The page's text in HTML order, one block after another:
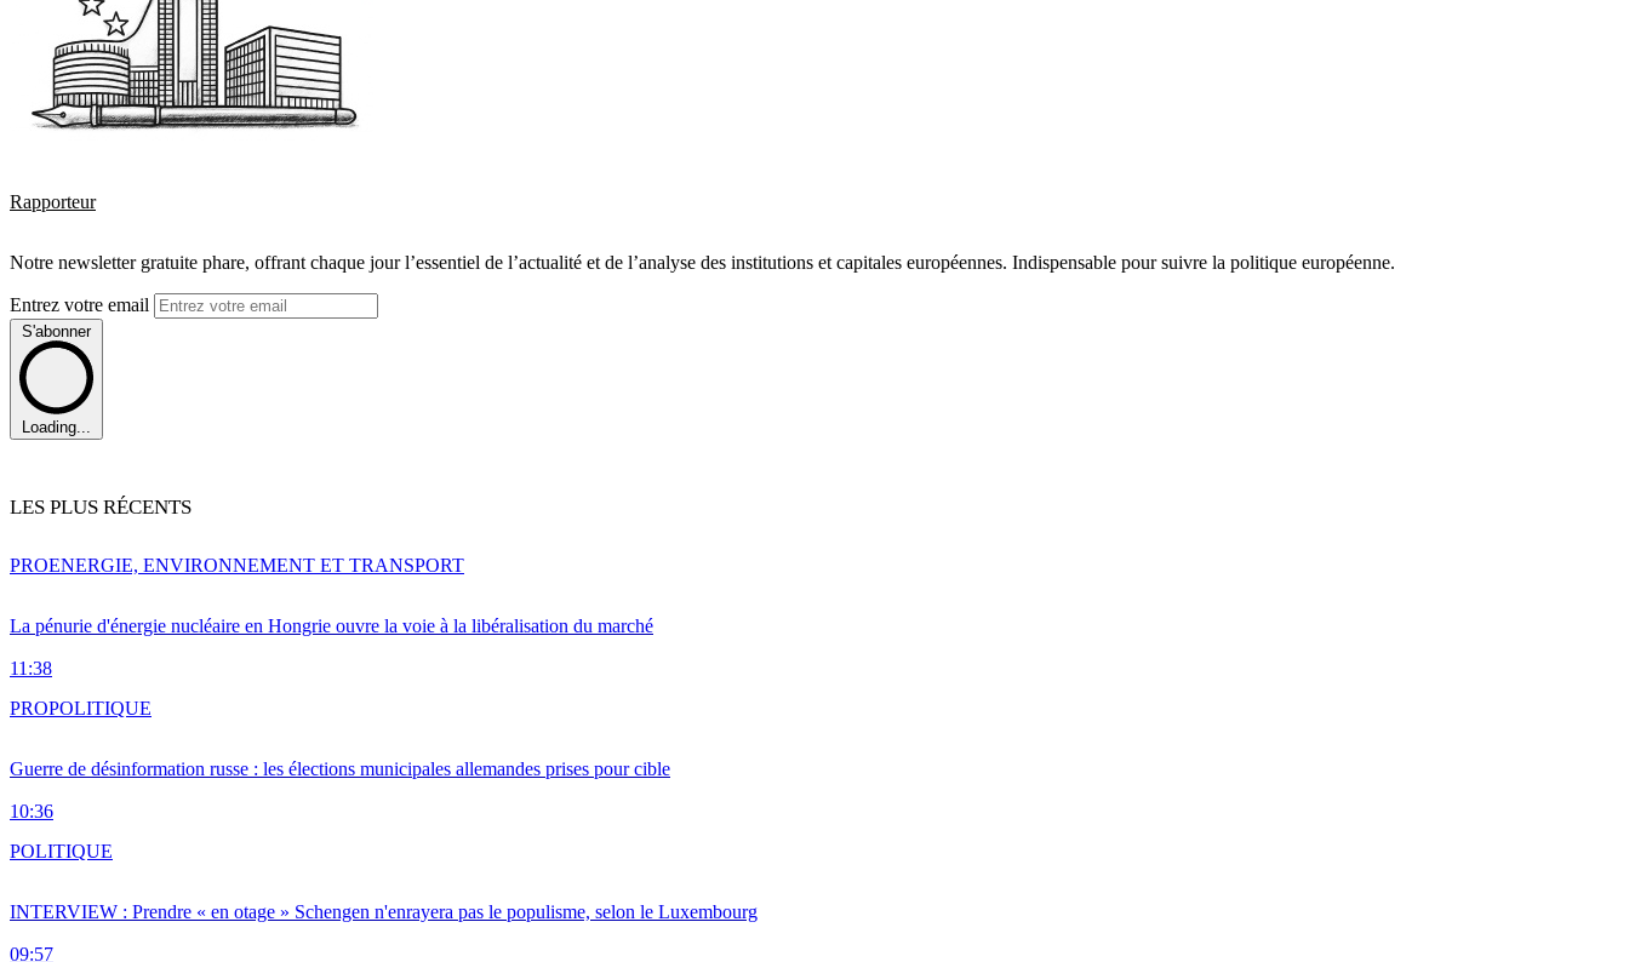
Rapporteur
Notre newsletter gratuite phare, offrant chaque jour l’essentiel de l’actualité et de l’analyse des institutions et capitales européennes. Indispensable pour suivre la politique européenne.
Entrez votre email
S'abonner
Loading...
LES PLUS RÉCENTS
La pénurie d'énergie nucléaire en Hongrie ouvre la voie à la libéralisation du marché
11:38
PROENERGIE, ENVIRONNEMENT ET TRANSPORT
Guerre de désinformation russe : les élections municipales allemandes prises pour cible
10:36
PROPOLITIQUE
INTERVIEW : Prendre « en otage » Schengen n'enrayera pas le populisme, selon le Luxembourg
09:57
POLITIQUE